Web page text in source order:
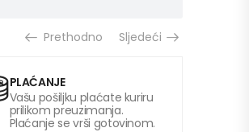
Prethodno Sljedeći
PLAĆANJE
Vašu pošiljku plaćate kuriru
prilikom preuzimanja.
Plaćanje se vrši gotovinom.